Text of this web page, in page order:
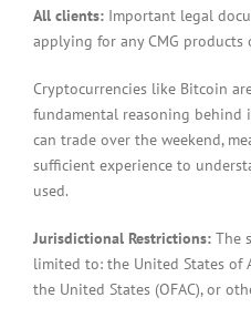
All clients: Important legal
applying for any CMG products
Cryptocurrencies like Bitcoin
fundamental reasoning behind
can trade over the weekend,
sufficient experience to
used.
Jurisdictional Restrictions: The
limited to: the United States of
the United States (OFAC), or